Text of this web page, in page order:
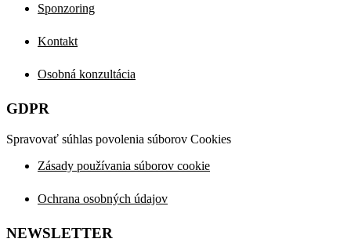
Sponzoring
Kontakt
Osobná konzultácia
GDPR
Spravovať súhlas povolenia súborov Cookies
Zásady používania súborov cookie
Ochrana osobných údajov
NEWSLETTER